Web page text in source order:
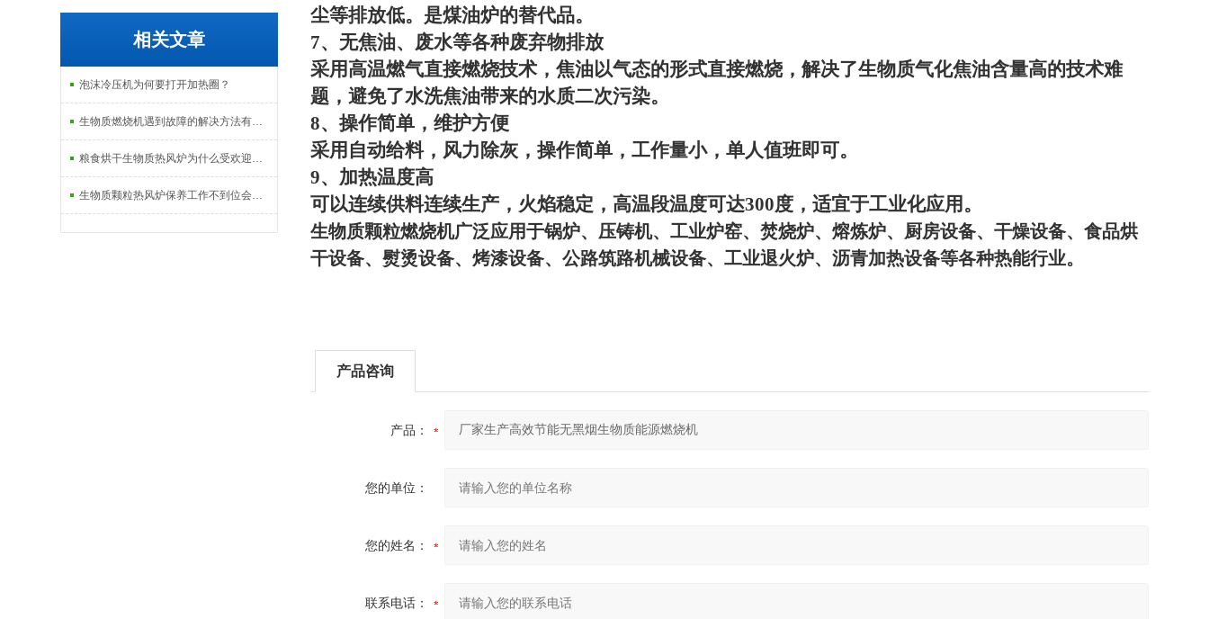
相关文章
泡沫冷压机为何要打开加热圈？
生物质燃烧机遇到故障的解决方法有哪些？
粮食烘干生物质热风炉为什么受欢迎，这些原因很重要
生物质颗粒热风炉保养工作不到位会出现哪些危害？
尘等排放低。是煤油炉的替代品。
7、无焦油、废水等各种废弃物排放
采用高温燃气直接燃烧技术，焦油以气态的形式直接燃烧，解决了生物质气化焦油含量高的技术难
题，避免了水洗焦油带来的水质二次污染。
8、操作简单，维护方便
采用自动给料，风力除灰，操作简单，工作量小，单人值班即可。
9、加热温度高
可以连续供料连续生产，火焰稳定，高温段温度可达300度，适宜于工业化应用。
生物质颗粒燃烧机广泛应用于锅炉、压铸机、工业炉窑、焚烧炉、熔炼炉、厨房设备、干燥设备、食品烘
干设备、熨烫设备、烤漆设备、公路筑路机械设备、工业退火炉、沥青加热设备等各种热能行业。
产品咨询
产品：
您的单位：
您的姓名：
联系电话：